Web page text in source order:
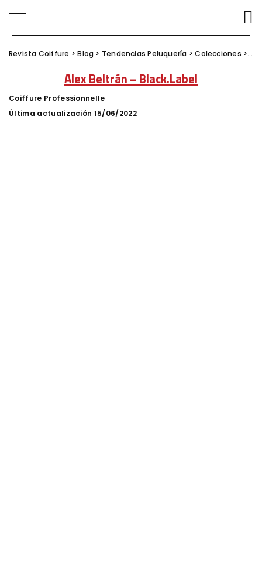
Revista Coiffure >Blog > Tendencias Peluquería >Colecciones >
Alex Beltrán – Black.Label
Posted
by
Coiffure Professionnelle
Última actualización 15/06/2022